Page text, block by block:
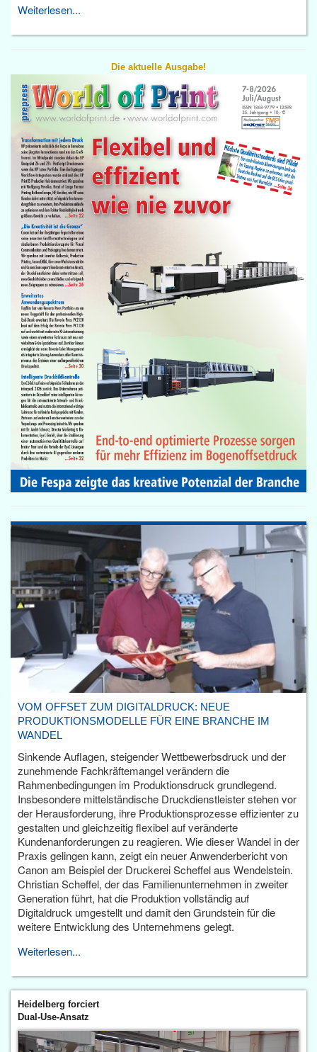
Weiterlesen...
Die aktuelle Ausgabe!
VOM OFFSET ZUM DIGITALDRUCK: NEUE
PRODUKTIONSMODELLE FÜR EINE BRANCHE IM
WANDEL
Sinkende Auflagen, steigender Wettbewerbsdruck und der
zunehmende Fachkräftemangel verändern die
Rahmenbedingungen im Produktionsdruck grundlegend.
Insbesondere mittelständische Druckdienstleister stehen vor
der Herausforderung, ihre Produktionsprozesse effizienter zu
gestalten und gleichzeitig flexibel auf veränderte
Kundenanforderungen zu reagieren. Wie dieser Wandel in der
Praxis gelingen kann, zeigt ein neuer Anwenderbericht von
Canon am Beispiel der Druckerei Scheffel aus Wendelstein.
Christian Scheffel, der das Familienunternehmen in zweiter
Generation führt, hat die Produktion vollständig auf
Digitaldruck umgestellt und damit den Grundstein für die
weitere Entwicklung des Unternehmens gelegt.
Weiterlesen...
Heidelberg forciert
Dual-Use-Ansatz